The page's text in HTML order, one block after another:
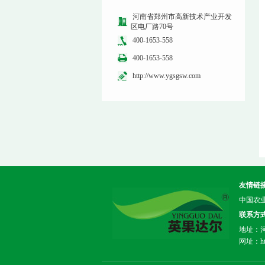
河南省郑州市高新技术产业开发
区电厂路70号
400-1653-558
400-1653-558
http://www.ygsgsw.com
友情链
中国农
联系方
地址：
网址：